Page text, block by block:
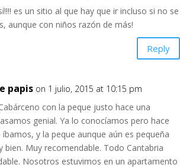
es un sitio al que hay que ir incluso si no se
aunque con niños razón de más!
Reply
papis on 1 julio, 2015 at 10:15 pm
con la peque justo hace una
genial. Ya lo conocíamos pero hace
y la peque aunque aún es pequeña
bien. Muy recomendable. Todo Cantabria
Nosotros estuvimos en un apartamento